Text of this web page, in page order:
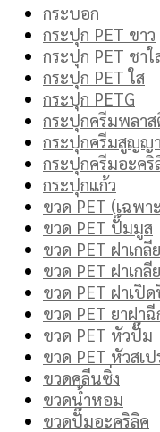
กระบอก
กระปุก PET ขาว
กระปุก PET ชาใ
กระปุก PET ใส
กระปุก PETG
กระปุกครีมพลาส
กระปุกครีมสูญญ
กระปุกครีมอะคริ
กระปุกแก้ว
ขวด PET (เฉพา
ขวด PET ปั๊มมูส
ขวด PET ฝาเกลี
ขวด PET ฝาเก
ขวด PET ฝาเปิ
ขวด PET ยาฝาฉี
ขวด PET หัวปั๊ม
ขวด PET หัวสเป
ขวดคลีนซิ่ง
ขวดน้ำหอม
ขวดปั๊มอะคริลิค